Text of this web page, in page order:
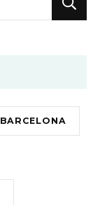
BARCELONA